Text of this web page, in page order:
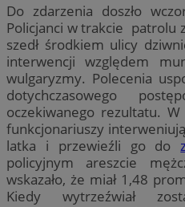
Do zdarzenia doszło
Policjanci w trakcie patrolu
szedł środkiem ulicy
interwencji względem
wulgaryzmy. Polecenia
dotychczasowego
oczekiwanego rezultatu.
funkcjonariuszy
latka i przewieźli go do
policyjnym areszcie
wskazało, że miał 1,48
Kiedy wytrzeźwiał